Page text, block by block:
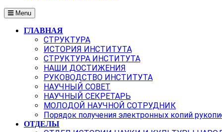
Menu
ГЛАВНАЯ
СТРУКТУРА
ИСТОРИЯ ИНСТИТУТА
СТРУКТУРА ИНСТИТУТА
НАШИ ДОСТИЖЕНИЯ
РУКОВОДСТВО ИНСТИТУТА
НАУЧНЫЙ СОВЕТ
НАУЧНЫЙ СЕКРЕТАРЬ
МОЛОДОЙ НАУЧНОЙ СОТРУДНИК
Порядок получения электронных копий
ОТДЕЛЫ